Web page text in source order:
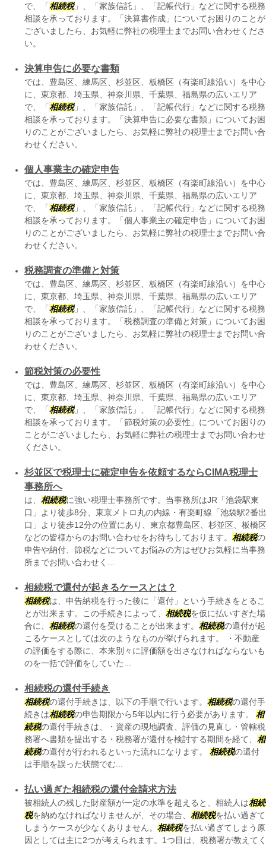
で、「 相続税」、「家族信託」、「記帳代行」などに関する税務
相談を承っております。「決算書作成」についてお困りのことが
ございましたら、お気軽に弊社の税理士までお問い合わせくださ
い。
決算申告に必要な書類
では、豊島区、練馬区、杉並区、板橋区（有楽町線沿い）を中心
に、東京都、埼玉県、神奈川県、千葉県、福島県の広いエリア
で、「 相続税」、「家族信託」、「記帳代行」などに関する税務
相談を承っております。「決算申告に必要な書類」についてお困
りのことがございましたら、お気軽に弊社の税理士までお問い合
わせください。
個人事業主の確定申告
では、豊島区、練馬区、杉並区、板橋区（有楽町線沿い）を中心
に、東京都、埼玉県、神奈川県、千葉県、福島県の広いエリア
で、「 相続税」、「家族信託」、「記帳代行」などに関する税務
相談を承っております。「個人事業主の確定申告」についてお困
りのことがございましたら、お気軽に弊社の税理士までお問い合
わせください。
税務調査の準備と対策
では、豊島区、練馬区、杉並区、板橋区（有楽町線沿い）を中心
に、東京都、埼玉県、神奈川県、千葉県、福島県の広いエリア
で、「 相続税」、「家族信託」、「記帳代行」などに関する税務
相談を承っております。「税務調査の準備と対策」についてお困
りのことがございましたら、お気軽に弊社の税理士までお問い合
わせください。
節税対策の必要性
では、豊島区、練馬区、杉並区、板橋区（有楽町線沿い）を中心
に、東京都、埼玉県、神奈川県、千葉県、福島県の広いエリア
で、「 相続税」、「家族信託」、「記帳代行」などに関する税務
相談を承っております。「節税対策の必要性」についてお困りの
ことがございましたら、お気軽に弊社の税理士までお問い合わせ
ください。
杉並区で税理士に確定申告を依頼するならCIMA税理士
事務所へ
は、 相続税に強い税理士事務所です。当事務所はJR「池袋駅東
口」より徒歩8分、東京メトロ丸の内線・有楽町線「池袋駅2番出
口」より徒歩12分の位置にあり、東京都豊島区、杉並区、板橋区
などの皆様からのお問い合わせをお待ちしております。 相続税の
申告や納付、節税などについてお悩みの方はぜひお気軽に当事務
所までお問い合わせく...
相続税で還付が起きるケースとは？
相続税は、申告納税を行った後に「還付」という手続きをとるこ
とが出来ます。この手続きによって、 相続税を仮に払いすぎた場
合に、 相続税の還付を受けることが出来ます。 相続税の還付が起
こるケースとしては次のようなものが挙げられます。 ・不動産
の評価をする際に、本来別々に評価額を出さなければならないも
のを一括で評価をしていた...
相続税の還付手続き
相続税の還付手続きは、以下の手順で行います。 相続税の還付手
続きは相続税の申告期限から5年以内に行う必要があります。 相
続税の還付手続きは、・資産の現地調査、評価の見直し・管轄税
務署へ書類を提出する・税務署が還付を検討する期間を経て、 相
続税の還付が行われるといった流れになります。 相続税の還付
は手順を誤った状態でむ...
払い過ぎた相続税の還付金請求方法
被相続人の残した財産額が一定の水準を超えると、相続人は相続
税を納めなければなりませんが、その場合、 相続税を払い過ぎて
しまうケースが少なくありません。 相続税を払い過ぎてしまう原
因としては主に2つが考えられます。1つ目は、税務署が教えてく